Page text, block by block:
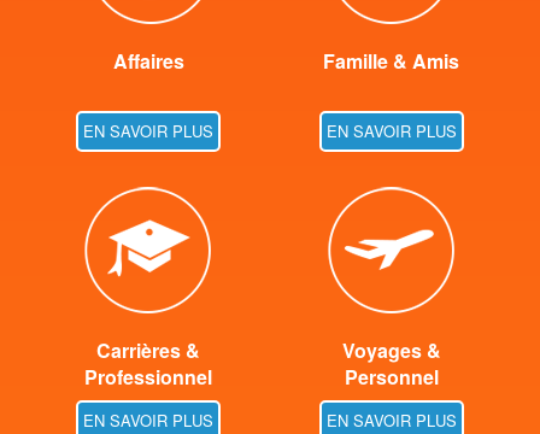
Affaires
EN SAVOIR PLUS
Famille & Amis
EN SAVOIR PLUS
Carrières &
Professionnel
EN SAVOIR PLUS
Voyages &
Personnel
EN SAVOIR PLUS